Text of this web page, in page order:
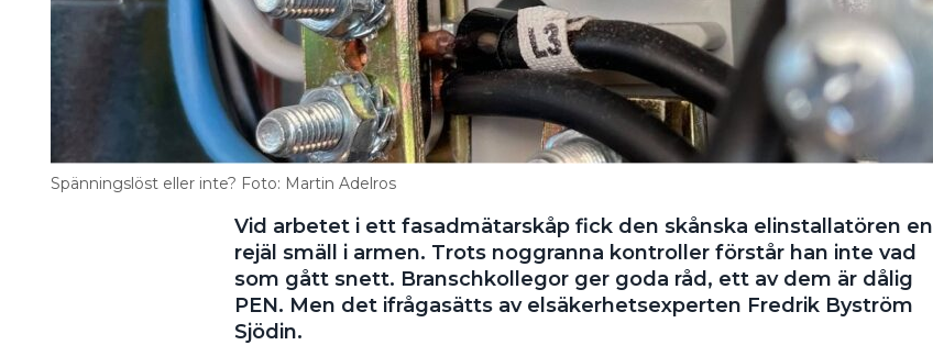
Spänningslöst eller inte? Foto: Martin Adelros
Vid arbetet i ett fasadmätarskåp fick den skånska elinstallatören en
rejäl smäll i armen. Trots noggranna kontroller förstår han inte vad
som gått snett. Branschkollegor ger goda råd, ett av dem är dålig
PEN. Men det ifrågasätts av elsäkerhetsexperten Fredrik Byström
Sjödin.